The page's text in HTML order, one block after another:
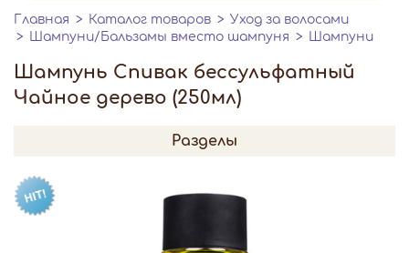
Главная Каталог товаров
Уход за волосами
Шампуни/Бальзамы вместо шампуня
Шампуни
Шампунь Спивак бессульфатный
Чайное дерево (250мл)
Разделы